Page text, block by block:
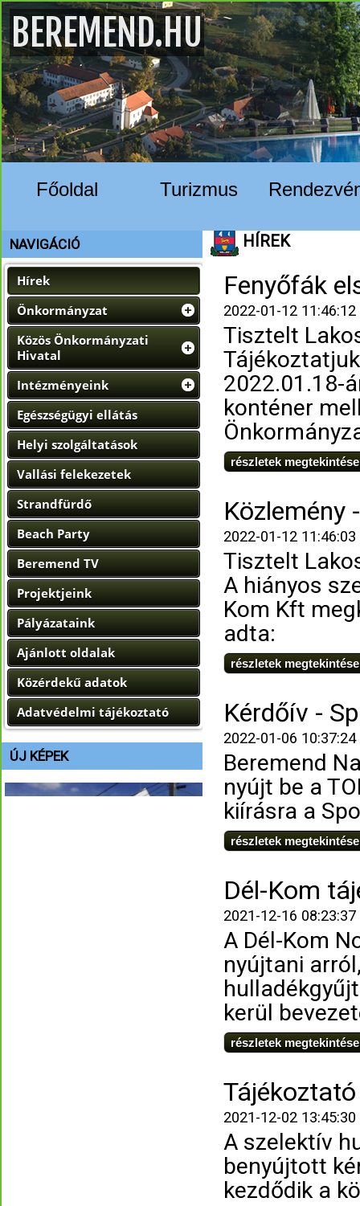
BEREMEND.HU
Főoldal Turizmus
NAVIGÁCIÓ
Hírek
Önkormányzat
Közös Önkormányzati
Hivatal
Intézményeink
Egészségügyi ellátás
Helyi szolgáltatások
Vallási felekezetek
Strandfürdő
Beach Party
Beremend TV
Projektjeink
Pályázataink
Ajánlott oldalak
Közérdekű adatok
Adatvédelmi tájékoztató
ÚJ KÉPEK
HÍREK
Fenyőfák
2022-01-12 11:46:12
Tisztelt
2022.01.18-
konténer
részletek megtekintése
Közlemény
2022-01-12 11:46:03
Tisztelt
A hiányos
Kom Kft
adta:
részletek megtekintése
Kérdőív -
2022-01-06 10:37:24
Beremend
nyújt be a
kiírásra a
részletek megtekintése
Dél-Kom
2021-12-16 08:23:37
A Dél-Kom
nyújtani
kerül
részletek megtekintése
2021-12-02 13:45:30
A szelektív
benyújtott
kezdődik a